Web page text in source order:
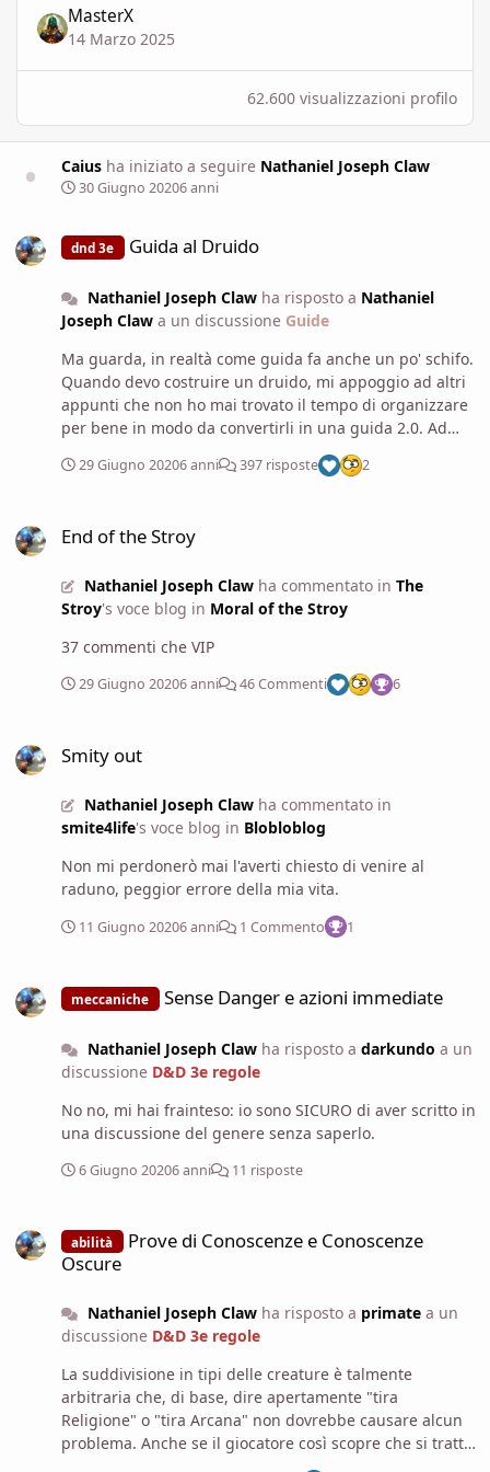
MasterX
14 Marzo 2025
62.600 visualizzazioni profilo
Caius ha iniziato a seguire Nathaniel Joseph Claw
30 Giugno 20206 anni
dnd 3e Guida al Druido
Nathaniel Joseph Clawha risposto a Nathaniel
Joseph Claw a un discussione Guide
Ma guarda, in realtà come guida fa anche un po' schifo.
Quando devo costruire un druido, mi appoggio ad altri
appunti che non ho mai trovato il tempo di organizzare
per bene in modo da convertirli in una guida 2.0. Ad
esempio, manca una vera analisi di incantesimi che
vengono trascurati anche dalla guida agli incantesimi
il Sailsnake) e mancano un sacco di talenti molto utili
tempo per sistemare gli appunti e pubblicare una
nuova versione, ma mi sembra un impegno inutile
supporto di questa tesi? In che manuale la posso
trovare?
29 Giugno 20206 anni 397 risposte 2
End of the Stroy
Nathaniel Joseph Clawha commentato in The
Stroy's voce blog in Moral of the Stroy
37 commenti che VIP
29 Giugno 20206 anni 46 Commenti 6
Smity out
Nathaniel Joseph Clawha commentato in
smite4life's voce blog in Blobloblog
Non mi perdonerò mai l'averti chiesto di venire al
raduno, peggior errore della mia vita.
11 Giugno 20206 anni 1 Commento 1
meccaniche Sense Danger e azioni immediate
Nathaniel Joseph Clawha risposto a darkundo a un
discussione D&D 3e regole
No no, mi hai frainteso: io sono SICURO di aver scritto in
una discussione del genere senza saperlo.
6 Giugno 20206 anni 11 risposte
abilità
Prove di Conoscenze e Conoscenze
Oscure
Nathaniel Joseph Clawha risposto a primatea un
discussione D&D 3e regole
La suddivisione in tipi delle creature è talmente
arbitraria che, di base, dire apertamente "tira
Religione" o "tira Arcana" non dovrebbe causare alcun
problema. Anche se il giocatore così scopre che si tratta
di un non morto o di una bestia magica, che potrà mai